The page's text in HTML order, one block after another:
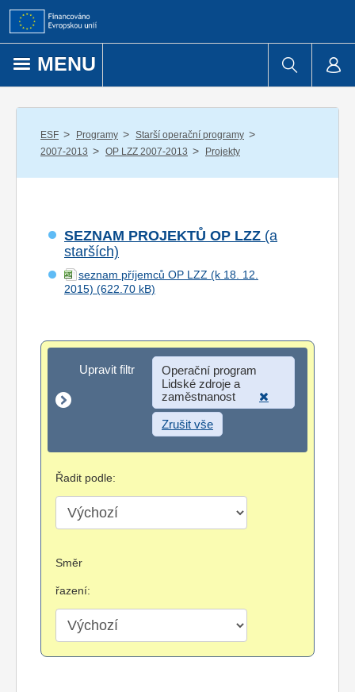
Přejít k obsahu
MENU
ESF / Programy / Starší operační programy /
2007-2013 / OP LZZ 2007-2013 / Projekty
SEZNAM PROJEKTŮ OP LZZ (a
starších)
seznam příjemců OP LZZ (k 18. 12.
2015)
Upravit filtr
Upravit filtr
Operační program
Lidské zdroje a
zaměstnanost
Zrušit vše
Řadit podle:
Směr
řazení: